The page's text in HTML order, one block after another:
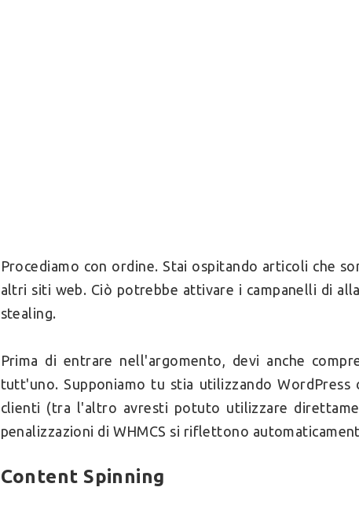
Procediamo con ordine. Stai ospitando articoli che
altri siti web. Ciò potrebbe attivare i campanelli di
stealing.
Prima di entrare nell'argomento, devi anche
tutt'uno. Supponiamo tu stia utilizzando WordPress
clienti (tra l'altro avresti potuto utilizzare
penalizzazioni di WHMCS si riflettono
Content Spinning